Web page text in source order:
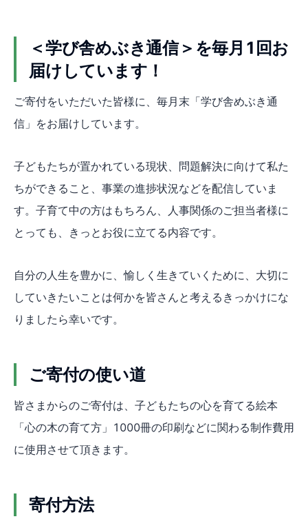
＜学び舎めぶき通信＞を毎月1回お
届けしています！
ご寄付をいただいた皆様に、毎月末「学び舎めぶき通
信」をお届けしています。
子どもたちが置かれている現状、問題解決に向けて私た
ちができること、事業の進捗状況などを配信していま
す。子育て中の方はもちろん、人事関係のご担当者様に
とっても、きっとお役に立てる内容です。
自分の人生を豊かに、愉しく生きていくために、大切に
していきたいことは何かを皆さんと考えるきっかけにな
りましたら幸いです。
ご寄付の使い道
皆さまからのご寄付は、子どもたちの心を育てる絵本
「心の木の育て方」1000冊の印刷などに関わる制作費用
に使用させて頂きます。
寄付方法